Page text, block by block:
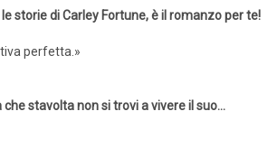
storie di Carley Fortune, è il romanzo per te!
perfetta.»
stavolta non si trovi a vivere il suo...